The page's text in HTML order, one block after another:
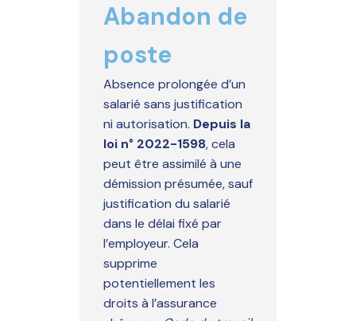
Abandon de
poste
Absence prolongée d’un
salarié sans justification
ni autorisation. Depuis la
loi n° 2022-1598, cela
peut être assimilé à une
démission présumée, sauf
justification du salarié
dans le délai fixé par
l’employeur. Cela
supprime
potentiellement les
droits à l’assurance